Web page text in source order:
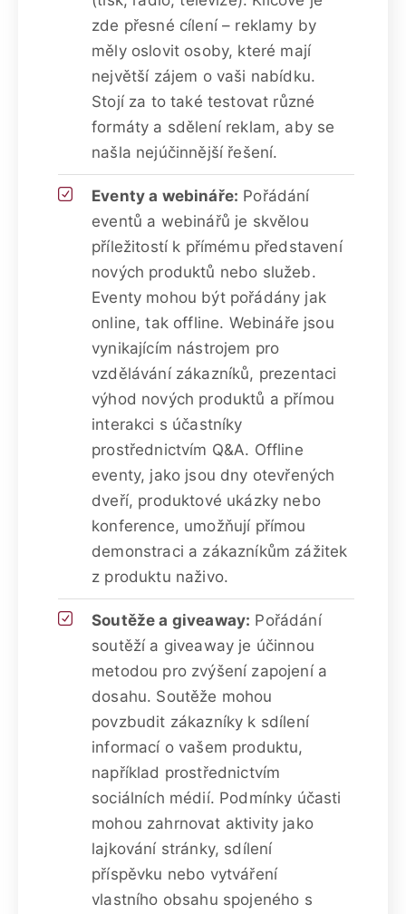
zde přesné cílení – reklamy by
měly oslovit osoby, které mají
největší zájem o vaši nabídku.
Stojí za to také testovat různé
formáty a sdělení reklam, aby se
našla nejúčinnější řešení.
Eventy a webináře: Pořádání
eventů a webinářů je skvělou
příležitostí k přímému představení
nových produktů nebo služeb.
Eventy mohou být pořádány jak
online, tak offline. Webináře jsou
vynikajícím nástrojem pro
vzdělávání zákazníků, prezentaci
výhod nových produktů a přímou
interakci s účastníky
prostřednictvím Q&A. Offline
eventy, jako jsou dny otevřených
dveří, produktové ukázky nebo
konference, umožňují přímou
demonstraci a zákazníkům zážitek
z produktu naživo.
Soutěže a giveaway: Pořádání
soutěží a giveaway je účinnou
metodou pro zvýšení zapojení a
dosahu. Soutěže mohou
povzbudit zákazníky k sdílení
informací o vašem produktu,
například prostřednictvím
sociálních médií. Podmínky účasti
mohou zahrnovat aktivity jako
lajkování stránky, sdílení
příspěvku nebo vytváření
vlastního obsahu spojeného s